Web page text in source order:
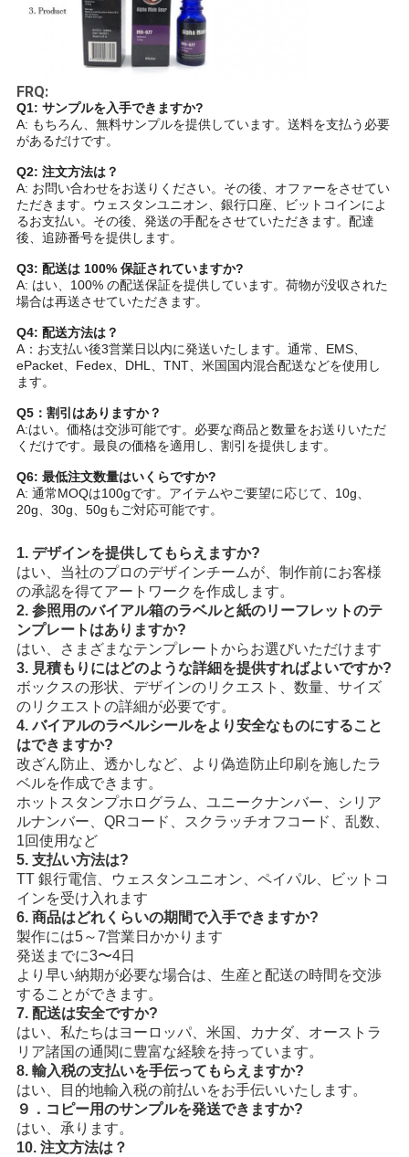
FRQ:
Q1: サンプルを入手できますか?
A: もちろん、無料サンプルを提供しています。送料を支払う必要
があるだけです。
Q2: 注文方法は？
A: お問い合わせをお送りください。その後、オファーをさせてい
ただきます。ウェスタンユニオン、銀行口座、ビットコインによ
るお支払い。その後、発送の手配をさせていただきます。配達
後、追跡番号を提供します。
Q3: 配送は 100% 保証されていますか?
A: はい、100% の配送保証を提供しています。荷物が没収された
場合は再送させていただきます。
Q4: 配送方法は？
A：お支払い後3営業日以内に発送いたします。通常、EMS、
ePacket、Fedex、DHL、TNT、米国国内混合配送などを使用し
ます。
Q5：割引はありますか？
A:はい。価格は交渉可能です。必要な商品と数量をお送りいただ
くだけです。最良の価格を適用し、割引を提供します。
Q6: 最低注文数量はいくらですか?
A: 通常MOQは100gです。アイテムやご要望に応じて、10g、
20g、30g、50gもご対応可能です。
1. デザインを提供してもらえますか?
はい、当社のプロのデザインチームが、制作前にお客様
の承認を得てアートワークを作成します。
2. 参照用のバイアル箱のラベルと紙のリーフレットのテ
ンプレートはありますか?
はい、さまざまなテンプレートからお選びいただけます
3. 見積もりにはどのような詳細を提供すればよいですか?
ボックスの形状、デザインのリクエスト、数量、サイズ
のリクエストの詳細が必要です。
4. バイアルのラベルシールをより安全なものにすること
はできますか?
改ざん防止、透かしなど、より偽造防止印刷を施したラ
ベルを作成できます。
ホットスタンプホログラム、ユニークナンバー、シリア
ルナンバー、QRコード、スクラッチオフコード、乱数、
1回使用など
5. 支払い方法は?
TT 銀行電信、ウェスタンユニオン、ペイパル、ビットコ
インを受け入れます
6. 商品はどれくらいの期間で入手できますか?
製作には5～7営業日かかります
発送までに3〜4日
より早い納期が必要な場合は、生産と配送の時間を交渉
することができます。
7. 配送は安全ですか?
はい、私たちはヨーロッパ、米国、カナダ、オーストラ
リア諸国の通関に豊富な経験を持っています。
8. 輸入税の支払いを手伝ってもらえますか?
はい、目的地輸入税の前払いをお手伝いいたします。
９．コピー用のサンプルを発送できますか?
はい、承ります。
10. 注文方法は？